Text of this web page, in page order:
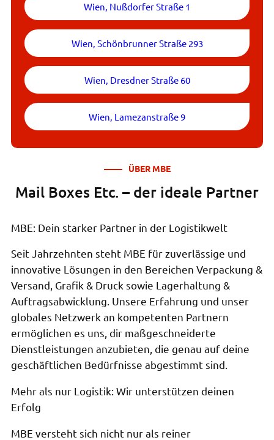
Wien, Nußdorfer Straße 1
Wien, Schönbrunner Straße 293
Wien, Dresdner Straße 60
Wien, Lamezanstraße 9
ÜBER MBE
Mail Boxes Etc. – der ideale Partner
MBE: Dein starker Partner in der Logistikwelt
Seit Jahrzehnten steht MBE für zuverlässige und
innovative Lösungen in den Bereichen Verpackung &
Versand, Grafik & Druck sowie Lagerhaltung &
Auftragsabwicklung. Unsere Erfahrung und unser
globales Netzwerk an kompetenten Partnern
ermöglichen es uns, dir maßgeschneiderte
Dienstleistungen anzubieten, die genau auf deine
geschäftlichen Bedürfnisse abgestimmt sind.
Mehr als nur Logistik: Wir unterstützen deinen
Erfolg
MBE versteht sich nicht nur als reiner